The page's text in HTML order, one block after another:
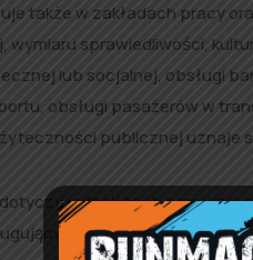
także w zakładach pracy
sprawiedliwości,
lub socjalnej, obsługi
obsługi pasażerów w
publicznej uznaje
jednak osób
interesantów lub